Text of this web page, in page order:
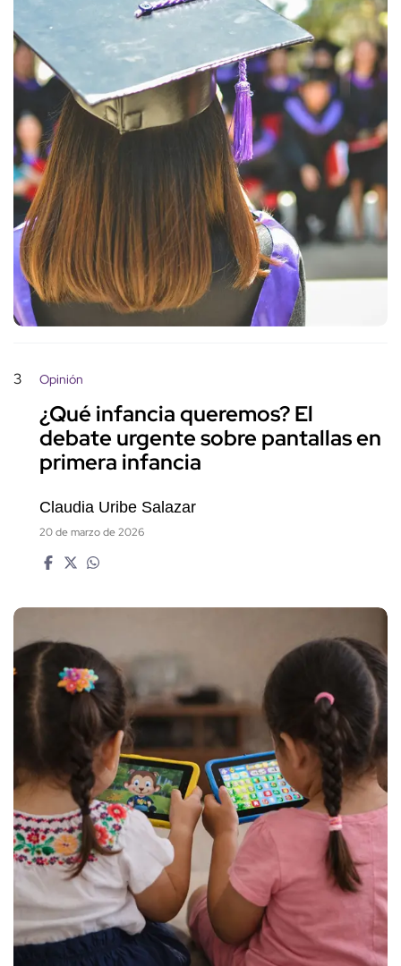
3 Opinión
¿Qué infancia queremos? El
debate urgente sobre pantallas en
primera infancia
Claudia Uribe Salazar
20 de marzo de 2026